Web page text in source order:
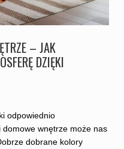
– JAK
DZIĘKI
odpowiednio
wnętrze może nas
dobrane kolory